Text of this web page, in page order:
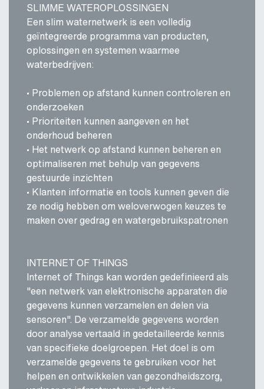
SLIMME WATEROPLOSSINGEN
Een slim waternetwerk is een volledig
geïntegreerde programma van producten,
oplossingen en systemen waarmee
waterbedrijven:
• Problemen op afstand kunnen controleren en
onderzoeken
• Prioriteiten kunnen aangeven en het
onderhoud beheren
• Het netwerk op afstand kunnen beheren en
optimaliseren met behulp van gegevens
gestuurde inzichten
• Klanten informatie en tools kunnen geven die
ze nodig hebben om weloverwogen keuzes te
maken over gedrag en watergebruikspatronen
INTERNET OF THINGS
Internet of Things kan worden gedefinieerd als
"een netwerk van elektronische apparaten die
gegevens kunnen verzamelen en delen via
sensoren". De verzamelde gegevens worden
door analyse vertaald in gedetailleerde kennis
van specifieke doelgroepen. Het doel is om
verzamelde gegevens te gebruiken voor het
helpen en ontwikkelen van gezondheidszorg,